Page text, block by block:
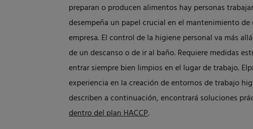
preparan o producen alimentos hay personas
desempeña un papel crucial en el mantenimiento
empresa. El control de la higiene personal va más
de un descanso o de ir al baño. Requiere medidas
entrar siempre bien limpios en el lugar de trabajo.
experiencia en la creación de entornos de trabajo
describen a continuación, encontrará soluciones
dentro del plan HACCP.